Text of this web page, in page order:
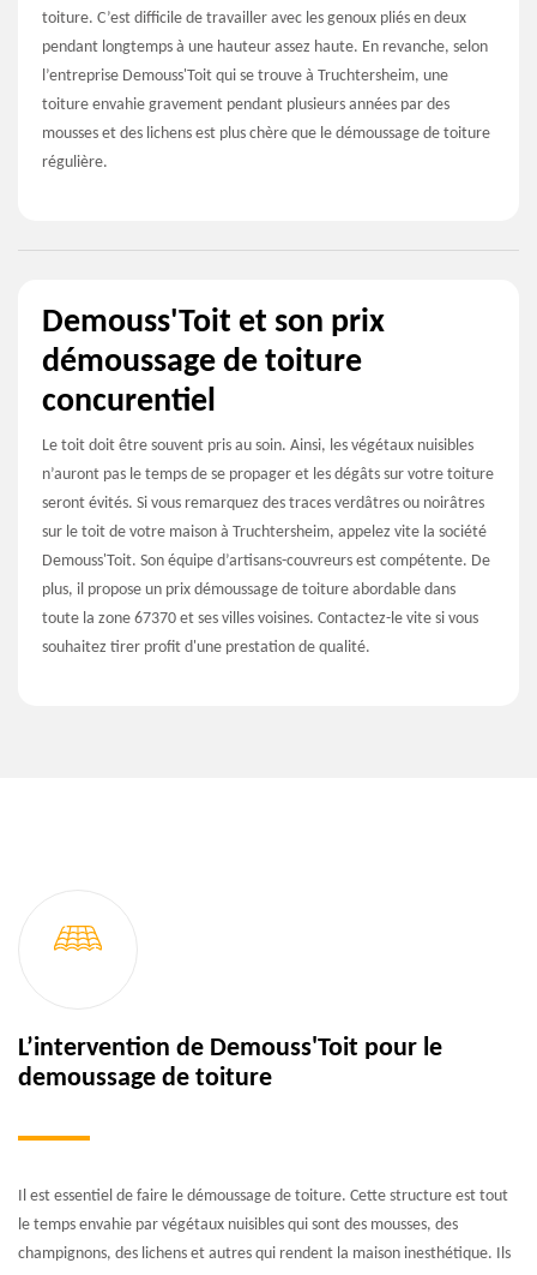
toiture. C’est difficile de travailler avec les genoux pliés en deux
pendant longtemps à une hauteur assez haute. En revanche, selon
l’entreprise Demouss'Toit qui se trouve à Truchtersheim, une
toiture envahie gravement pendant plusieurs années par des
mousses et des lichens est plus chère que le démoussage de toiture
régulière.
Demouss'Toit et son prix
démoussage de toiture
concurentiel
Le toit doit être souvent pris au soin. Ainsi, les végétaux nuisibles
n’auront pas le temps de se propager et les dégâts sur votre toiture
seront évités. Si vous remarquez des traces verdâtres ou noirâtres
sur le toit de votre maison à Truchtersheim, appelez vite la société
Demouss'Toit. Son équipe d’artisans-couvreurs est compétente. De
plus, il propose un prix démoussage de toiture abordable dans
toute la zone 67370 et ses villes voisines. Contactez-le vite si vous
souhaitez tirer profit d'une prestation de qualité.
L’intervention de Demouss'Toit pour le
demoussage de toiture
Il est essentiel de faire le démoussage de toiture. Cette structure est tout
le temps envahie par végétaux nuisibles qui sont des mousses, des
champignons, des lichens et autres qui rendent la maison inesthétique. Ils